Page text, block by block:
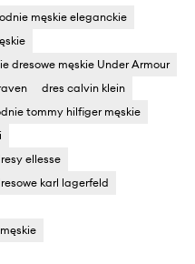
męskie eleganckie
dresowe męskie Under Armour
dres calvin klein
tommy hilfiger męskie
ellesse
karl lagerfeld